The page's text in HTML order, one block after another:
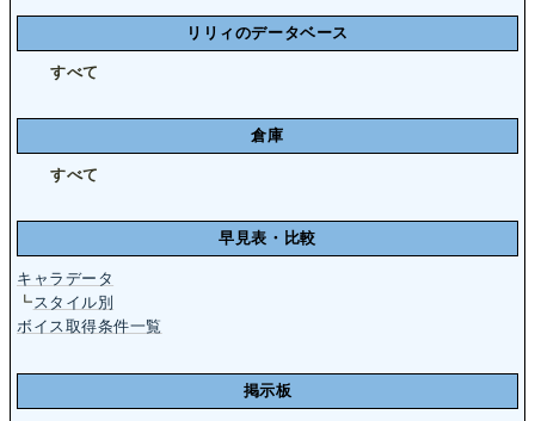
リリィのデータベース
すべて
倉庫
すべて
早見表・比較
キャラデータ
┗スタイル別
ボイス取得条件一覧
掲示板